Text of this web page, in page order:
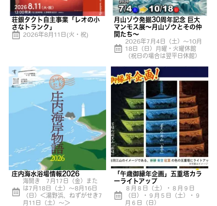
荘銀タクト自主事業「レオの小
さなトランク」
2026年8月11日(火・祝)
月山ゾウ発掘30周年記念 巨大
マンモス展〜月山ゾウとその仲
間たち〜
2026年7月4日（土）～10月
18日（日）月曜・火曜休館
（祝日の場合は翌平日休館）
庄内海水浴場情報2026
海開き 7月17日（金）また
は7月18日（土）〜8月16日
（日）＜湯野浜、ねずがせき7
月11日（土）〜＞
「午歳御縁年企画」五重塔カラ
ーライトアップ
８月８日（土）・８月９日
（日）・９月５日（土）・９
月６日（日）